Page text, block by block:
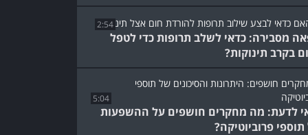
2:54
מסבירה: כדאי לשלב תרופות כדי לטפל
בקרב תינוקות?
5:04
לדעת: מה מחקרים חושפים על ההשפעות
פרוביוטיקה?